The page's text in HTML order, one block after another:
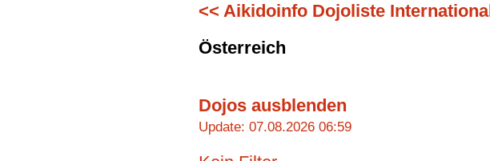
<< Aikidoinfo Dojoliste International
Österreich
Dojos ausblenden
Update: 07.08.2026 06:59